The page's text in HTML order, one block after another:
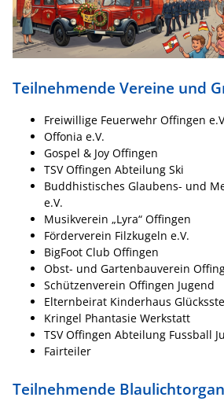
Teilnehmende Vereine und
Freiwillige Feuerwehr Offingen e.V
Offonia e.V.
Gospel & Joy Offingen
TSV Offingen Abteilung Ski
Buddhistisches Glaubens- und
e.V.
Musikverein „Lyra“ Offingen
Förderverein Filzkugeln e.V.
BigFoot Club Offingen
Obst- und Gartenbauverein
Schützenverein Offingen Jugend
Elternbeirat Kinderhaus
Kringel Phantasie Werkstatt
TSV Offingen Abteilung Fussball
Fairteiler
Teilnehmende